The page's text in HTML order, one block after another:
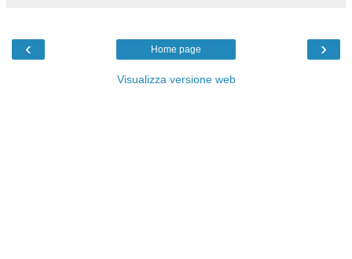
‹ ›
Home page
Visualizza versione web